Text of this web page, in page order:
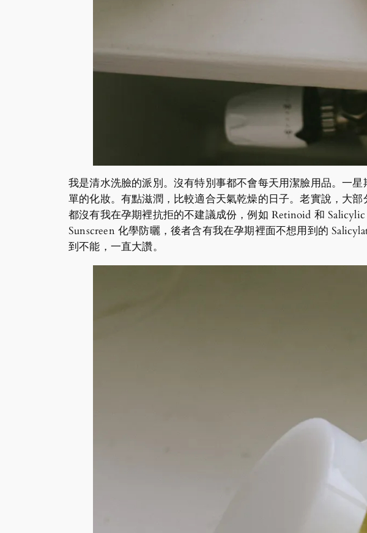
我是清水洗臉的派別。沒有特別事都不會每天用潔臉用品。一
單的化妝。有點滋潤，比較適合天氣乾燥的日子。老實說，大
都沒有我在孕期裡抗拒的不建議成份，例如 Retinoid 和
Sunscreen 化學防曬，後者含有我在孕期裡面不想用到的
到不能，一直大讚。